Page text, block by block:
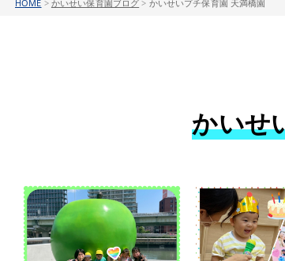
HOME > かいせい保育園ブログ > かいせいプチ保育園 天満橋園
かいせ